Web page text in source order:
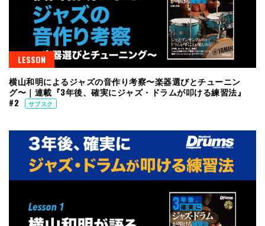
LESSON
横山和明によるジャズの音作り考察〜楽器選びとチューニン
グ〜｜連載『3年後、確実にジャズ・ドラムが叩ける練習法』
#2
サブスク